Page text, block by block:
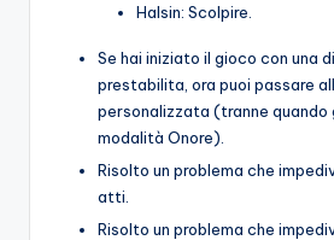
Halsin: Scolpire.
Se hai iniziato il gioco con una
prestabilita, ora puoi passare
personalizzata (tranne quando
modalità Onore).
Risolto un problema che
atti.
Risolto un problema che